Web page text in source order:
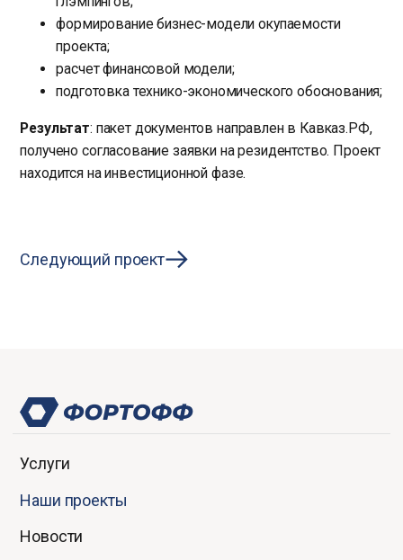
формирование бизнес-модели окупаемости
проекта;
расчет финансовой модели;
подготовка технико-экономического обоснования;
Результат: пакет документов направлен в Кавказ.РФ,
получено согласование заявки на резидентство. Проект
находится на инвестиционной фазе.
Следующий проект
Услуги
Наши проекты
Новости